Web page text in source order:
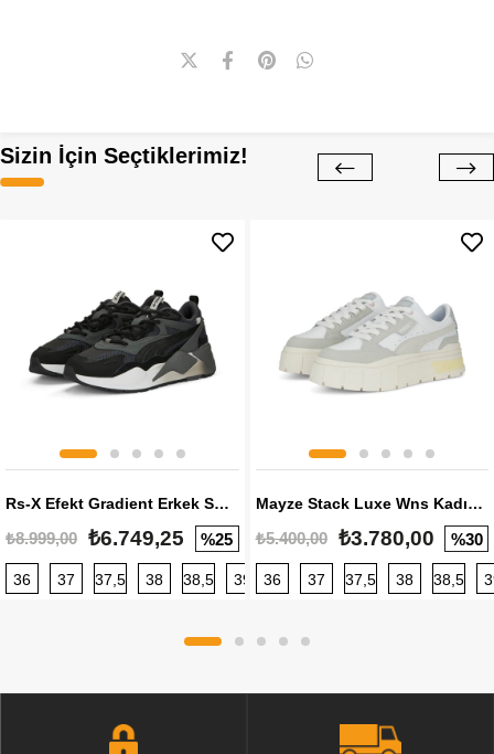
Sizin İçin Seçtiklerimiz!
Rs-X Efekt Gradient Erkek Sneaker
₺8.999,00 ₺6.749,25 %25
36 37 37,5 38 38,5 39 40 40,5 41 42 42,5
Mayze Stack Luxe Wns Kadın Sneaker
₺5.400,00 ₺3.780,00 %30
36 37 37,5 38 38,5